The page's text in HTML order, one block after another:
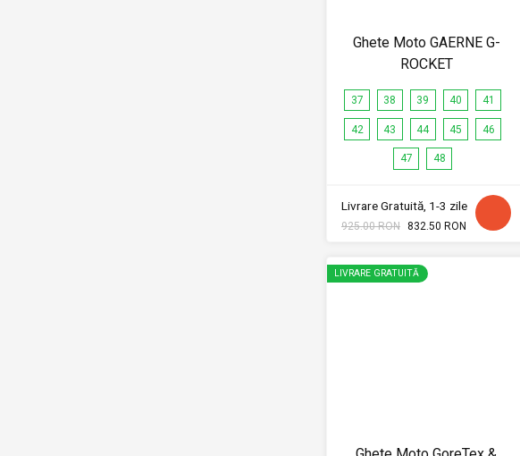
Ghete Moto GAERNE G-
ROCKET
37 38 39 40 41
42 43 44 45 46
47 48
Livrare Gratuită, 1-3 zile
925.00 RON 832.50 RON
LIVRARE GRATUITĂ